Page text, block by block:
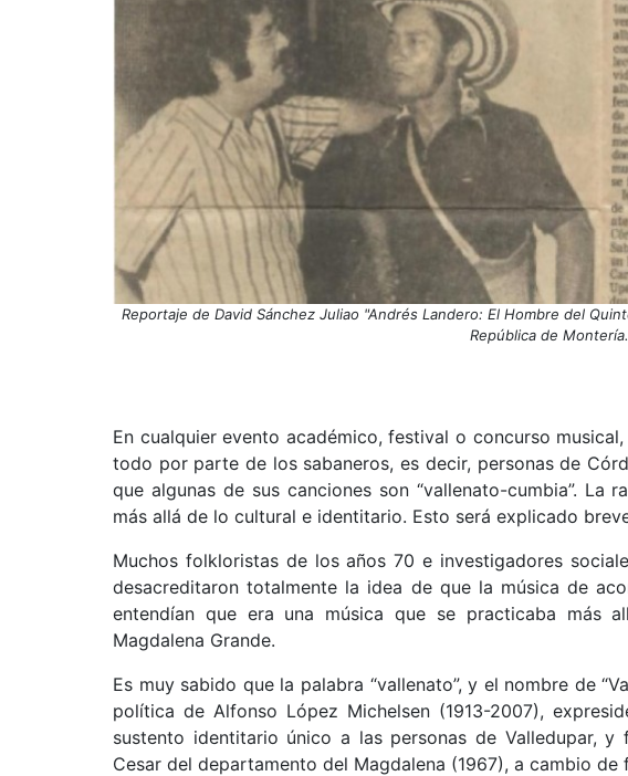
Reportaje de David Sánchez Juliao "Andrés Landero: El Hombre del
República de Montería.
En cualquier evento académico, festival o concurso
todo por parte de los sabaneros, es decir, personas de
que algunas de sus canciones son “vallenato-cumbia”.
más allá de lo cultural e identitario. Esto será explicado
Muchos folkloristas de los años 70 e investigadores
desacreditaron totalmente la idea de que la música de
entendían que era una música que se practicaba más
Magdalena Grande.
Es muy sabido que la palabra “vallenato”, y el nombre de
política de Alfonso López Michelsen (1913-2007),
sustento identitario único a las personas de Valledupar,
Cesar del departamento del Magdalena (1967), a cambio de